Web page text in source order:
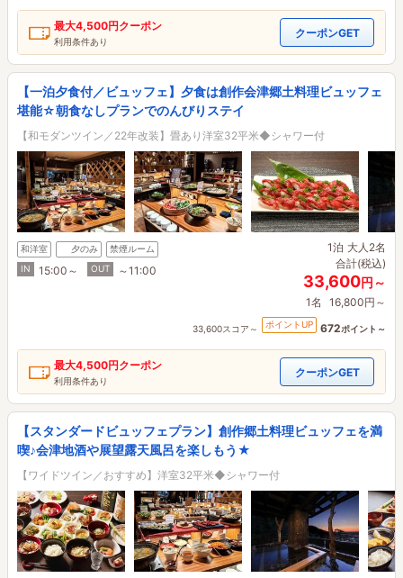
最大4,500円クーポン
利用条件あり
クーポンGET
【一泊夕食付／ビュッフェ】夕食は創作会津郷土料理ビュッフェ
堪能☆朝食なしプランでのんびりステイ
【和モダンツイン／22年改装】畳あり洋室32平米◆シャワー付
和洋室 夕のみ
禁煙ルーム
IN
15:00～ OUT ～11:00
1泊 大人2名
合計(税込)
33,600円～
1名 16,800円～
33,600スコア～ ポイントUP 672ポイント～
最大4,500円クーポン
利用条件あり
クーポンGET
【スタンダードビュッフェプラン】創作郷土料理ビュッフェを満
喫♪会津地酒や展望露天風呂を楽しもう★
【ワイドツイン／おすすめ】洋室32平米◆シャワー付